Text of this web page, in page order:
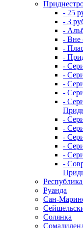
- 25
- 3
-
- Вне
-
-
-
-
-
-
-
-
-
-
-
-
-
Руанда
Сан-
Солянка